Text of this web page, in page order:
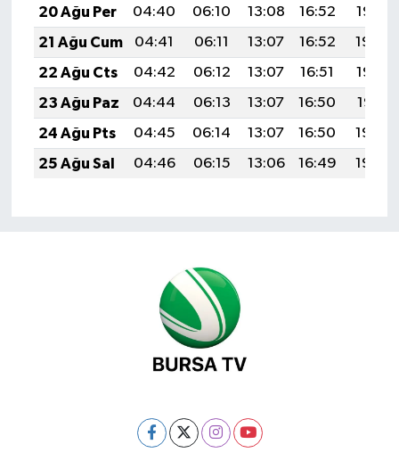
20 Ağu Per
04:40 06:10 13:08 16:52
19:55
21 Ağu Cum
04:41 06:11 13:07 16:52
19:54
22 Ağu Cts
04:42 06:12 13:07 16:51
19:52
23 Ağu Paz
04:44 06:13 13:07 16:50
19:51
24 Ağu Pts
04:45 06:14 13:07 16:50
19:49
25 Ağu Sal
04:46 06:15 13:06 16:49 19:48